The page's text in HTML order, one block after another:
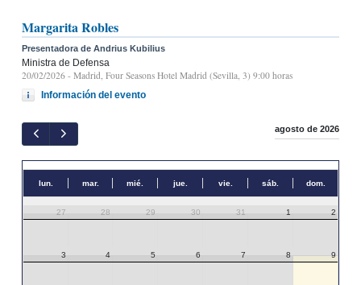
Margarita Robles
Presentadora de Andrius Kubilius
Ministra de Defensa
20/02/2026 - Madrid, Four Seasons Hotel Madrid (Sevilla, 3) 9:00 horas
Información del evento
agosto de 2026
lun. mar. mié. jue. vie. sáb. dom.
27 28 29 30 31 1 2
3 4 5 6 7 8 9